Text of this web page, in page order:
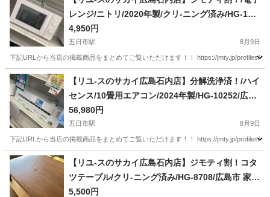
レンジ/ニトリ/2020年製/クリ-ニング済み/HG-102
50/広島市 家電 佐伯区 家電 南区 家電 西区 家
電 東区 家電 中区 家電 安佐南区 家電 安佐
北区 家電 安芸区 家電 府中町 家電 海田町 家
電 熊野町 家電 坂町 家電 廿日市市 家電
4,950円
五日市駅 8月9日
下記URLから当店の掲載商品をまとめてご覧いただけます！！ https://jmty.jp/profiles/
広島 広島市 五日市駅 キッチン家電 サカイ
【リユ-スのサカイ広島石内店】分解洗浄済！/ハイ
センス/10畳用エアコン/2024年製/HG-10252/広島
市 エアコン 佐伯区 エアコン 南区 エアコン
西区 エアコン 東区 エアコン 中区 エアコン
安佐南区 エアコン 安佐北区 エアコン 安芸区
エアコン 府中町 エアコン 海田町 エアコン 熊
野町 エアコン 坂町 エアコン 廿日市市 エアコ
ン
56,980円
五日市駅 8月9日
下記URLから当店の掲載商品をまとめてご覧いただけます！！ https://jmty.jp/profiles/
広島 広島市 五日市駅 季節、空調家電 サカイ
【リユ-スのサカイ広島石内店】ジモティ割！コタ
ツテーブル/クリ-ニング済み/HG-8708/広島市 家
具 佐伯区 家具 南区 家具 西区 家具 東区 家
5,500円